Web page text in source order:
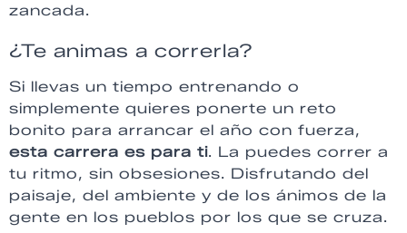
zancada.
¿Te animas a correrla?
Si llevas un tiempo entrenando o
simplemente quieres ponerte un reto
bonito para arrancar el año con fuerza,
esta carrera es para ti. La puedes correr a
tu ritmo, sin obsesiones. Disfrutando del
paisaje, del ambiente y de los ánimos de la
gente en los pueblos por los que se cruza.